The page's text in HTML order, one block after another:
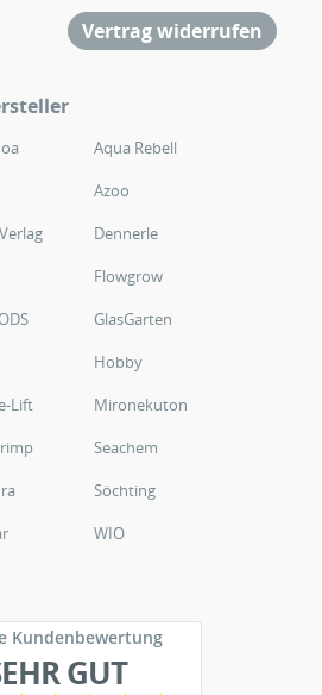
Vertrag widerrufen
Aqua Rebell
Azoo
Dennerle
Flowgrow
GlasGarten
Hobby
Lift
Mironekuton
Seachem
Söchting
WIO
Kundenbewertung
GUT